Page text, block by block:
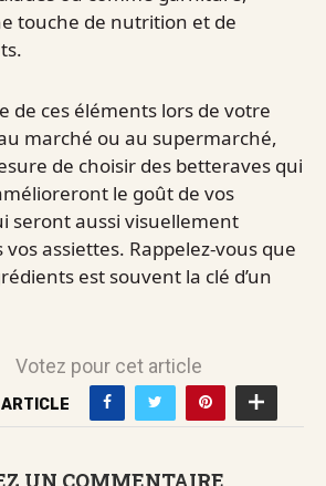
touche de nutrition et de
de ces éléments lors de votre
marché ou au supermarché,
de choisir des betteraves qui
le goût de vos
seront aussi visuellement
assiettes. Rappelez-vous que
est souvent la clé d’un
Votez pour cet article
UN COMMENTAIRE